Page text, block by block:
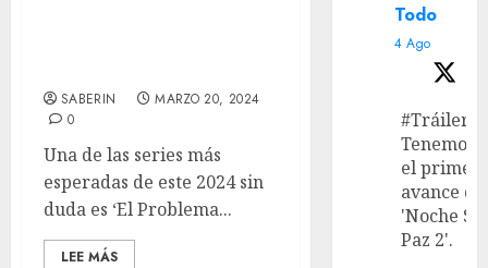
SABERIN
MARZO 20, 2024
0
Una de las series más
esperadas de este 2024 sin
duda es ‘El Problema...
LEE MÁS
Todo
4 Ago
#Tráiler
Tenemos
el primer
avance de
'Noche
Paz 2'.